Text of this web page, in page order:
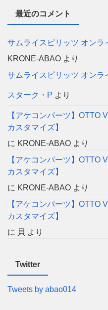
最近のコメント
サムライスピリッツ オンラ
KRONE-ABAO より
サムライスピリッツ オンラ
スターク・P より
【アケコンパーツ】OTTO
カスタマイズ】
に KRONE-ABAO より
【アケコンパーツ】OTTO
カスタマイズ】
に KRONE-ABAO より
【アケコンパーツ】OTTO
カスタマイズ】
に 貝 より
Twitter
Tweets by abao014